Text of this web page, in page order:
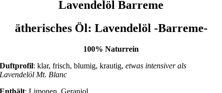
Lavendelöl Barreme
ätherisches Öl: Lavendelöl -Barreme-
100% Naturrein
Duftprofil: klar, frisch, blumig, krautig,etwas intensiver als
Lavendelöl Mt. Blanc
Enthält: Limonen, Geraniol